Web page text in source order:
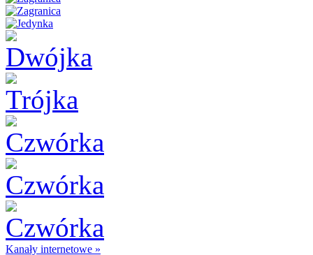
Kanały internetowe »